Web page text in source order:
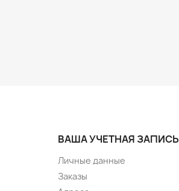
ВАША УЧЕТНАЯ ЗАПИСЬ
Личные данные
Заказы